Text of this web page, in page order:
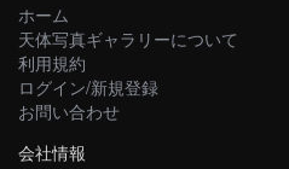
ホーム
天体写真ギャラリーについて
利用規約
ログイン/新規登録
お問い合わせ
会社情報